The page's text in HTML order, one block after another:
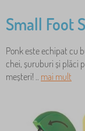
Small Foot
Ponk este echipat cu
chei, șuruburi și plăci
meșteri! .. mai mult